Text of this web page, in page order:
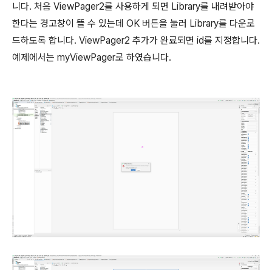
니다. 처음 ViewPager2를 사용하게 되면 Library를 내려받아야
한다는 경고창이 뜰 수 있는데 OK 버튼을 눌러 Library를 다운로
드하도록 합니다. ViewPager2 추가가 완료되면 id를 지정합니다.
예제에서는 myViewPager로 하였습니다.